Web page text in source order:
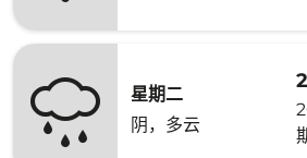
星期二
阴，多云